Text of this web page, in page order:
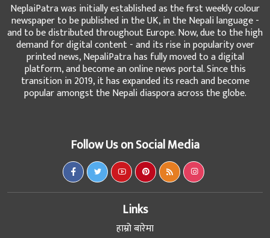
NeplaiPatra was initially established as the first weekly colour
newspaper to be published in the UK, in the Nepali language -
and to be distributed throughout Europe. Now, due to the high
demand for digital content - and its rise in popularity over
printed news, NepaliPatra has fully moved to a digital
platform, and become an online news portal. Since this
transition in 2019, it has expanded its reach and become
popular amongst the Nepali diaspora across the globe.
Follow Us on Social Media
Links
हाम्रो बारेमा